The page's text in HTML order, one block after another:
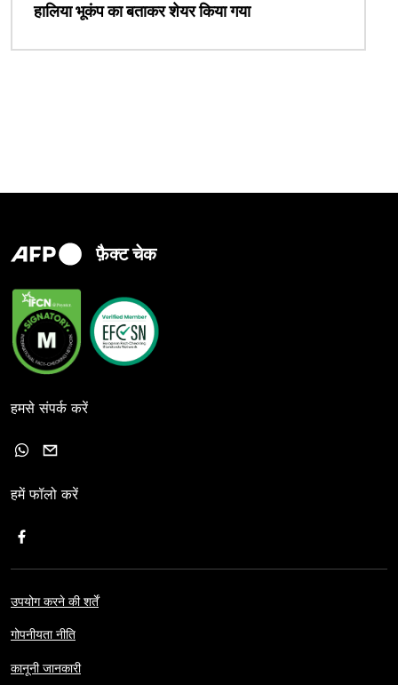
हालिया भूकंप का बताकर शेयर किया गया
फ़ैक्ट चेक
हमसे संपर्क करें
हमें फॉलो करें
उपयोग करने की शर्तें
गोपनीयता नीति
कानूनी जानकारी